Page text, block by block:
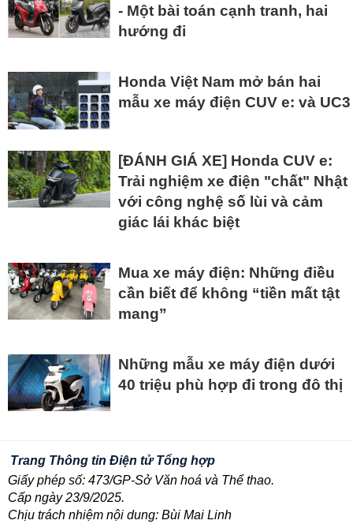
- Một bài toán cạnh tranh, hai
hướng đi
Honda Việt Nam mở bán hai
mẫu xe máy điện CUV e: và UC3
[ĐÁNH GIÁ XE] Honda CUV e:
Trải nghiệm xe điện "chất" Nhật
với công nghệ số lùi và cảm
giác lái khác biệt
Mua xe máy điện: Những điều
cần biết để không “tiền mất tật
mang”
Những mẫu xe máy điện dưới
40 triệu phù hợp đi trong đô thị
Trang Thông tin Điện tử Tổng hợp
Giấy phép số: 473/GP-Sở Văn hoá và Thể thao.
Cấp ngày 23/9/2025.
Chịu trách nhiệm nội dung: Bùi Mai Linh